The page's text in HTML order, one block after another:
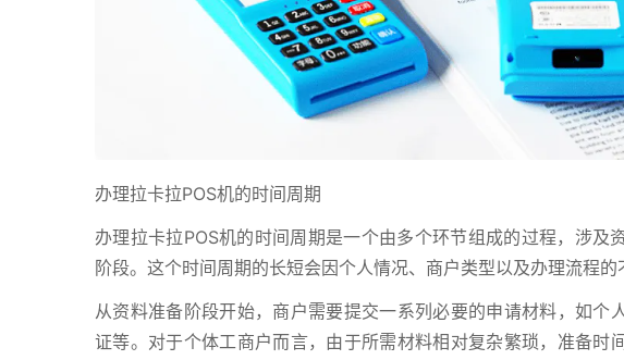
办理拉卡拉POS机的时间周期
办理拉卡拉POS机的时间周期是一个由多个环节组成的过程，涉及
阶段。这个时间周期的长短会因个人情况、商户类型以及办理流程的
从资料准备阶段开始，商户需要提交一系列必要的申请材料，如个
证等。对于个体工商户而言，由于所需材料相对复杂繁琐，准备时